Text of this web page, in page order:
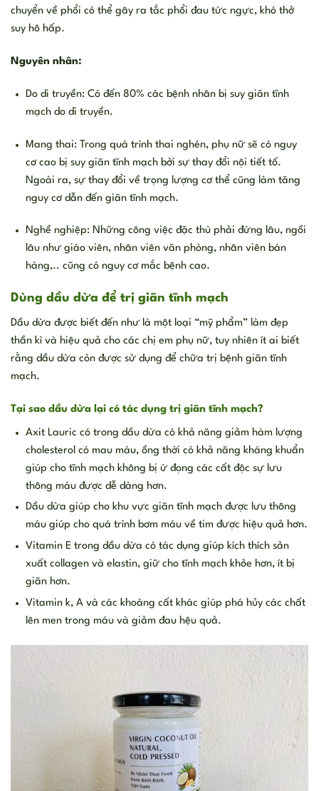
chuyển về phổi có thể gây ra tắc phổi đau tức ngực, khó thở
suy hô hấp.
Nguyên nhân:
Do di truyền: Có đến 80% các bệnh nhân bị suy giãn tĩnh
mạch do di truyền.
Mang thai: Trong quá trình thai nghén, phụ nữ sẽ có nguy
cơ cao bị suy giãn tĩnh mạch bởi sự thay đổi nội tiết tố.
Ngoài ra, sự thay đổi về trọng lượng cơ thể cũng làm tăng
nguy cơ dẫn đến giãn tĩnh mạch.
Nghề nghiệp: Những công việc đặc thù phải đứng lâu, ngồi
lâu như giáo viên, nhân viên văn phòng, nhân viên bán
hàng,.. cũng có nguy cơ mắc bệnh cao.
Dùng dầu dừa để trị giãn tĩnh mạch
Dầu dừa được biết đến như là một loại “mỹ phẩm” làm đẹp
thần kì và hiệu quả cho các chị em phụ nữ, tuy nhiên ít ai biết
rằng dầu dừa còn được sử dụng để chữa trị bệnh giãn tĩnh
mạch.
Tại sao dầu dừa lại có tác dụng trị giãn tĩnh mạch?
Axit Lauric có trong dầu dừa có khả năng giảm hàm lượng
cholesterol có mau máu, ồng thời có khả năng kháng khuẩn
giúp cho tĩnh mạch không bị ứ đọng các cất độc sự lưu
thông máu được dễ dàng hơn.
Dầu dừa giúp cho khu vực giãn tĩnh mạch được lưu thông
máu giúp cho quá trình bơm máu về tim được hiệu quả hơn.
Vitamin E trong dầu dừa có tác dụng giúp kích thích sản
xuất collagen và elastin, giữ cho tĩnh mạch khỏe hơn, ít bị
giãn hơn.
Vitamin k, A và các khoáng cất khác giúp phá hủy các chất
lên men trong máu và giảm đau hệu quả.